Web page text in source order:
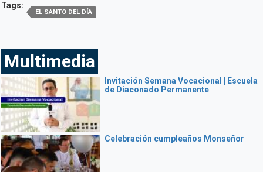
Tags:
EL SANTO DEL DÍA
Multimedia
Invitación Semana Vocacional | Escuela
de Diaconado Permanente
Celebración cumpleaños Monseñor